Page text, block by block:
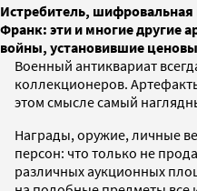
Истребитель,
Франк: эти и многие другие
войны, установившие
Военный антиквариат
коллекционеров.
этом смысле самый
Награды, оружие, личные
персон: что только не
различных аукционных